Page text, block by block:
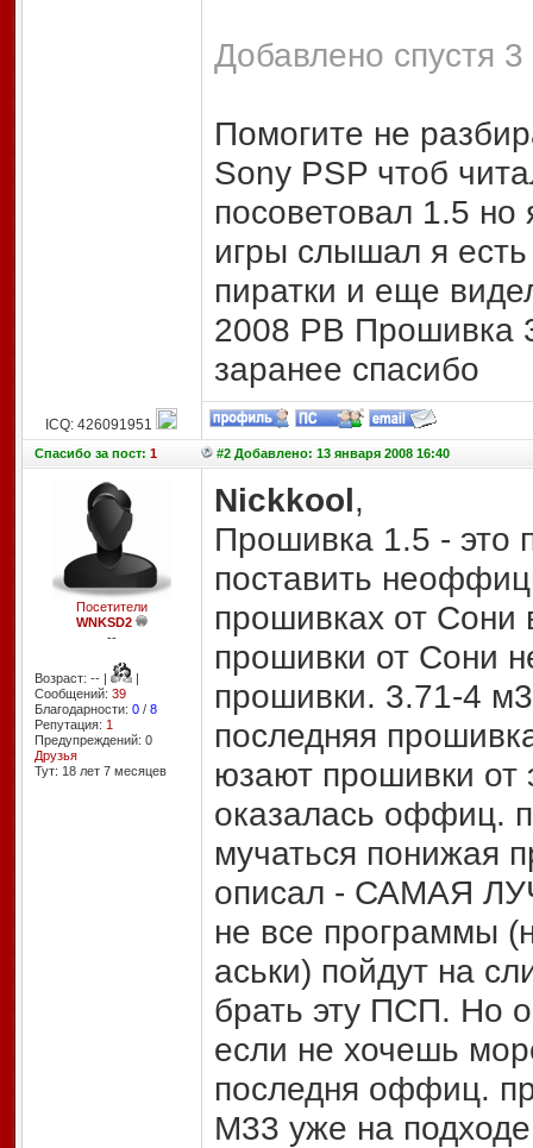
Добавлено спустя
Помогите не
Sony PSP чтоб
посоветовал 1.5 но
игры слышал я
пиратки и еще
2008 PB Прошивка
заранее спасибо
ICQ: 426091951
Спасибоза пост: 1 #2 Добавлено: 13 января 2008 16:40
Посетители
WNKSD2
--
Возраст: -- |
|
Сообщений: 39
Благодарности: 0/ 8
Репутация: 1
Предупреждений: 0
Друзья
Тут: 18 лет 7 месяцев
Nickkool,
Прошивка 1.5 - это
поставить
прошивках от Сони
прошивки от Сони
прошивки. 3.71-4
последняя
юзают прошивки от
оказалась оффиц.
мучаться понижая
описал - САМАЯ
не все программы
аськи) пойдут на
брать эту ПСП. Но
если не хочешь
последня оффиц.
М33 уже на